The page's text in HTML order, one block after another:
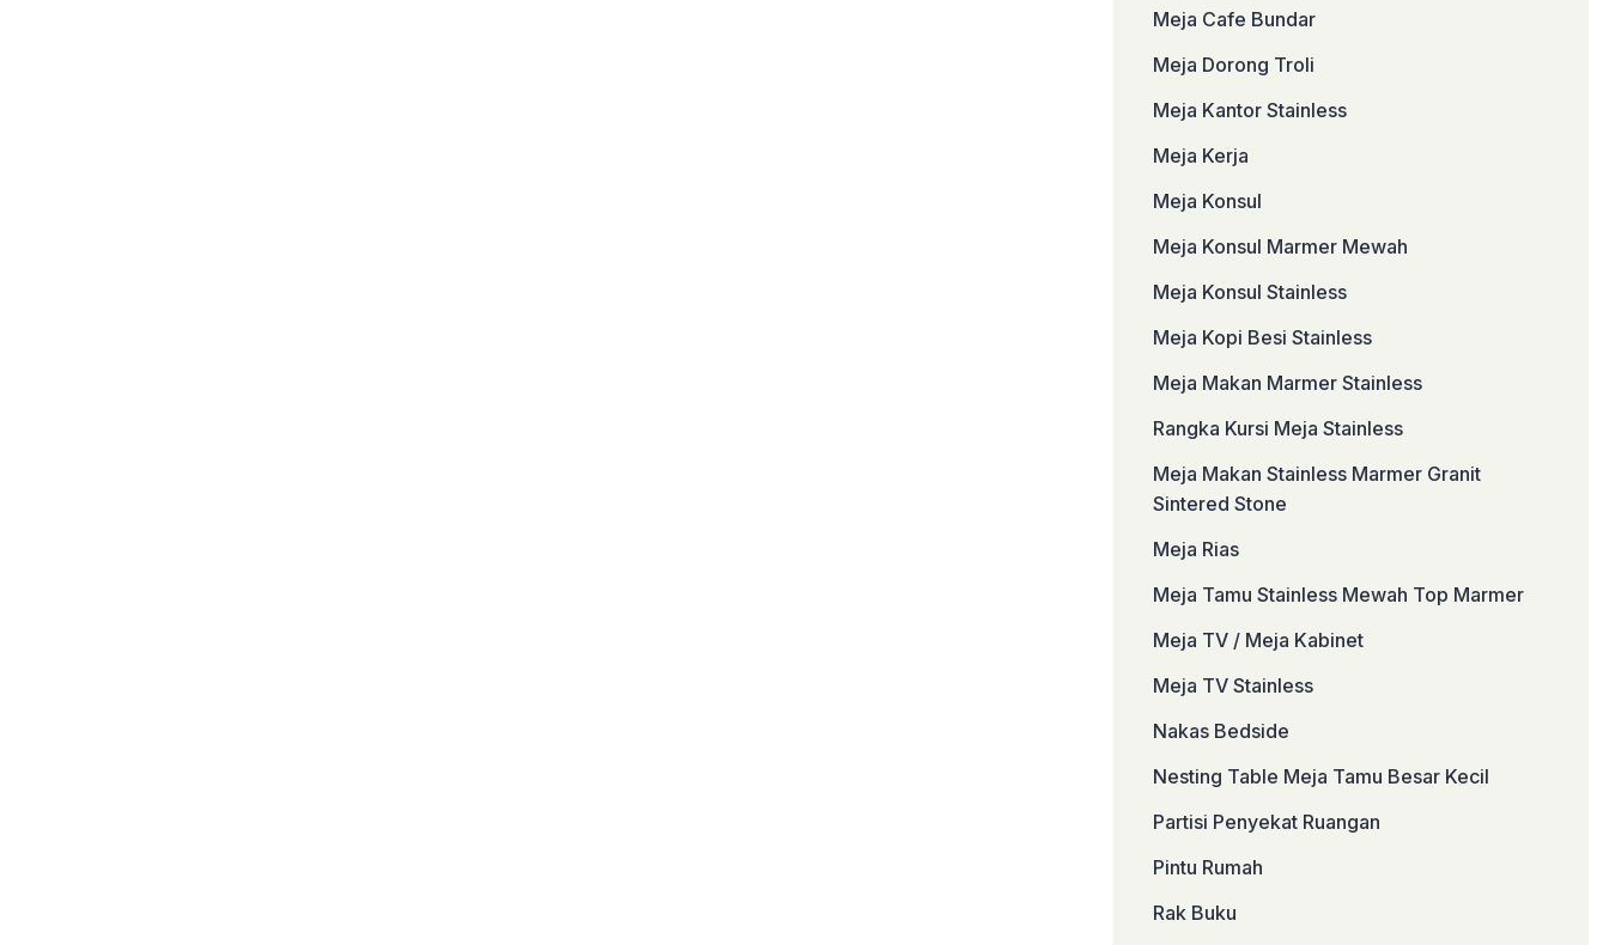
Meja Cafe Bundar
Meja Dorong Troli
Meja Kantor Stainless
Meja Kerja
Meja Konsul
Meja Konsul Marmer Mewah
Meja Konsul Stainless
Meja Kopi Besi Stainless
Meja Makan Marmer Stainless
Rangka Kursi Meja Stainless
Meja Makan Stainless Marmer Granit
Sintered Stone
Meja Rias
Meja Tamu Stainless Mewah Top Marmer
Meja TV / Meja Kabinet
Meja TV Stainless
Nakas Bedside
Nesting Table Meja Tamu Besar Kecil
Partisi Penyekat Ruangan
Pintu Rumah
Rak Buku